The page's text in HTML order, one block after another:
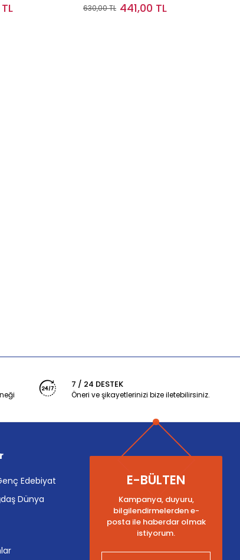
630,00 TL 441,00 TL
7 / 24 DESTEK
Öneri ve şikayetlerinizi bize iletebilirsiniz.
Edebiyat
Dünya
E-BÜLTEN
Kampanya, duyuru,
bilgilendirmelerden e-
posta ile haberdar olmak
istiyorum.